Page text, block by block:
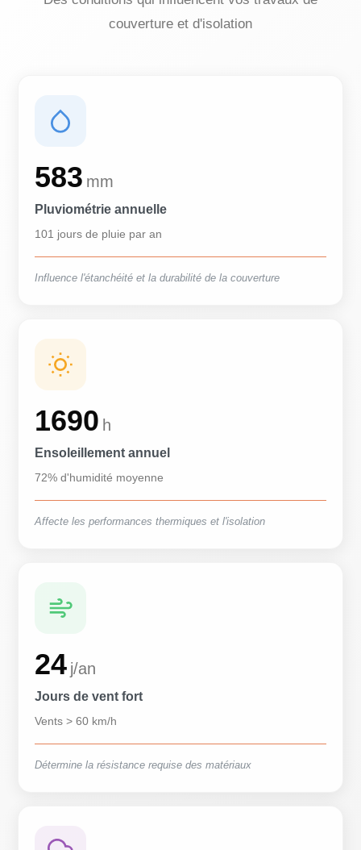
couverture et d'isolation
583 mm
Pluviométrie annuelle
101 jours de pluie par an
Influence l'étanchéité et la durabilité de la couverture
1690 h
Ensoleillement annuel
72% d'humidité moyenne
Affecte les performances thermiques et l'isolation
24 j/an
Jours de vent fort
Vents > 60 km/h
Détermine la résistance requise des matériaux